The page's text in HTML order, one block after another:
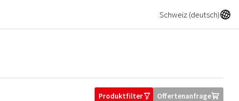
Schweiz (deutsch)A
ProduktfilterO OffertenanfrageU